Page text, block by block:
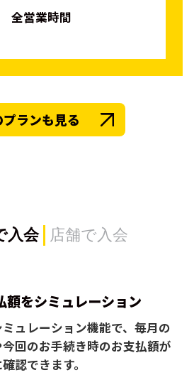
全営業時間
ランも見る
入会 店舗で入会
額をシミュレーション
ュレーション機能で、毎月の
回のお手続き時のお支払額が
認できます。